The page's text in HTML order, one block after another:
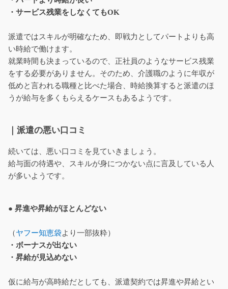
・サービス残業をしなくてもOK
派遣ではスキルが明確なため、即戦力としてパートよりも高
い時給で働けます。
就業時間も決まっているので、正社員のようなサービス残業
をする必要がありません。そのため、介護職のように年収が
低めと言われる職種と比べた場合、時給換算すると派遣のほ
うが給与を多くもらえるケースもあるようです。
｜派遣の悪い口コミ
続いては、悪い口コミを見ていきましょう。
給与面の待遇や、スキルが身につかない点に言及している人
が多いようです。
● 昇進や昇給がほとんどない
（ヤフー知恵袋より一部抜粋）
・ボーナスが出ない
・昇給が見込めない
仮に給与が高時給だとしても、派遣契約では昇進や昇給とい